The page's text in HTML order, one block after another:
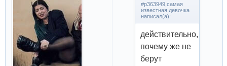
#p363949,самая
известная девочка
написал(а):
действительно,
почему же не
берут